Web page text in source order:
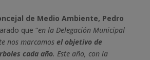
de Medio Ambiente, Pedro
que “en la Delegación Municipal
nos marcamos el objetivo de
cada año. Este año, con la